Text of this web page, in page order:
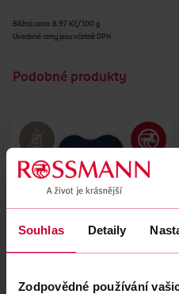
Souhlas Detaily
Zodpovědné používání
Běžná cena: 8.97 Kč/100 g
Uvedené ceny jsou včetně DPH
Podobné produkty
Vanička pro psy Gourmet